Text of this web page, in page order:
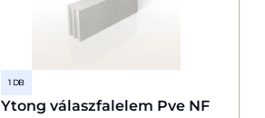
1 DB
Ytong válaszfalelem Pve NF